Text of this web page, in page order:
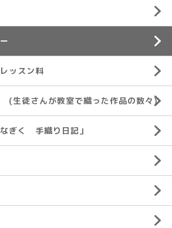
ッスン料
(生徒さんが教室で織った作品の数々)
ぎく 手織り日記」